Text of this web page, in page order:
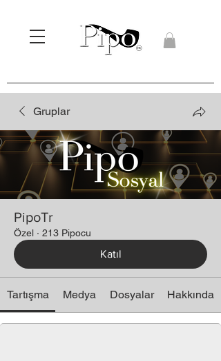
Gruplar
PipoTr
Özel · 213 Pipocu
Katıl
Tartışma Medya Dosyalar Hakkında